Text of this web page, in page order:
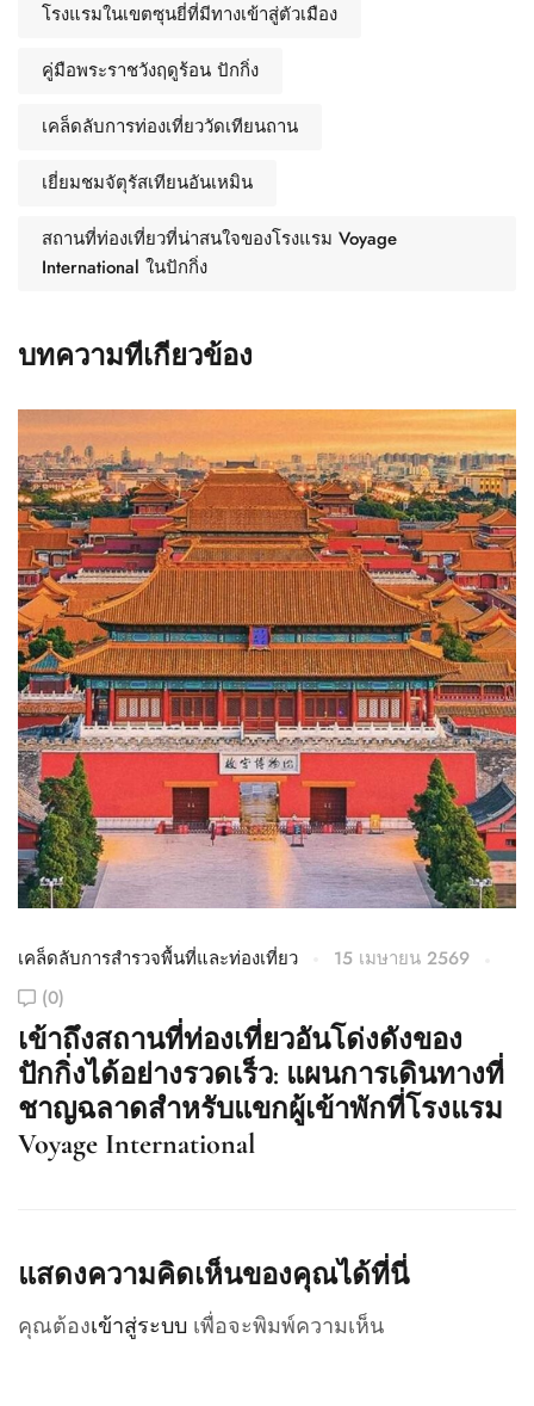
โรงแรมในเขตซุนยี่ที่มีทางเข้าสู่ตัวเมือง
คู่มือพระราชวังฤดูร้อน ปักกิ่ง
เคล็ดลับการท่องเที่ยววัดเทียนถาน
เยี่ยมชมจัตุรัสเทียนอันเหมิน
สถานที่ท่องเที่ยวที่น่าสนใจของโรงแรม Voyage
International ในปักกิ่ง
บทความที่เกี่ยวข้อง
เคล็ดลับการสำรวจพื้นที่และท่องเที่ยว
15 เมษายน 2569
(0)
เข้าถึงสถานที่ท่องเที่ยวอันโด่งดังของ
ปักกิ่งได้อย่างรวดเร็ว: แผนการเดินทางที่
ชาญฉลาดสำหรับแขกผู้เข้าพักที่โรงแรม
Voyage International
แสดงความคิดเห็นของคุณได้ที่นี่
คุณต้องเข้าสู่ระบบ เพื่อจะพิมพ์ความเห็น